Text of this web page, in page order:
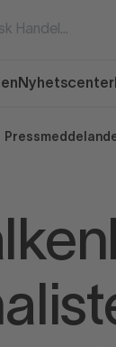
Nyhetscenter